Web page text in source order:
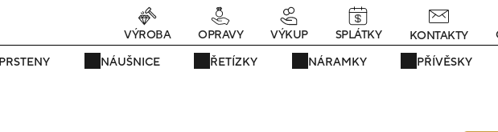
Právě teď! - 20 % na vše! Kód: SRPEN20 24 dní : 16h : 46m : 48s
PRSTENY NÁUŠNICE ŘETÍZKY NÁRAMKY PŘÍVĚSKY
VÝROBA OPRAVY VÝKUP SPLÁTKY KONTAKTY